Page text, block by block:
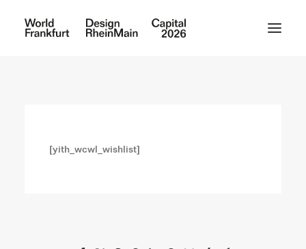
[yith_wcwl_wishlist]